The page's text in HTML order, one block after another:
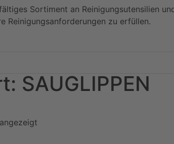
Sortiment an Reinigungsutensilien
Reinigungsanforderungen zu erfüllen.
SAUGLIPPEN